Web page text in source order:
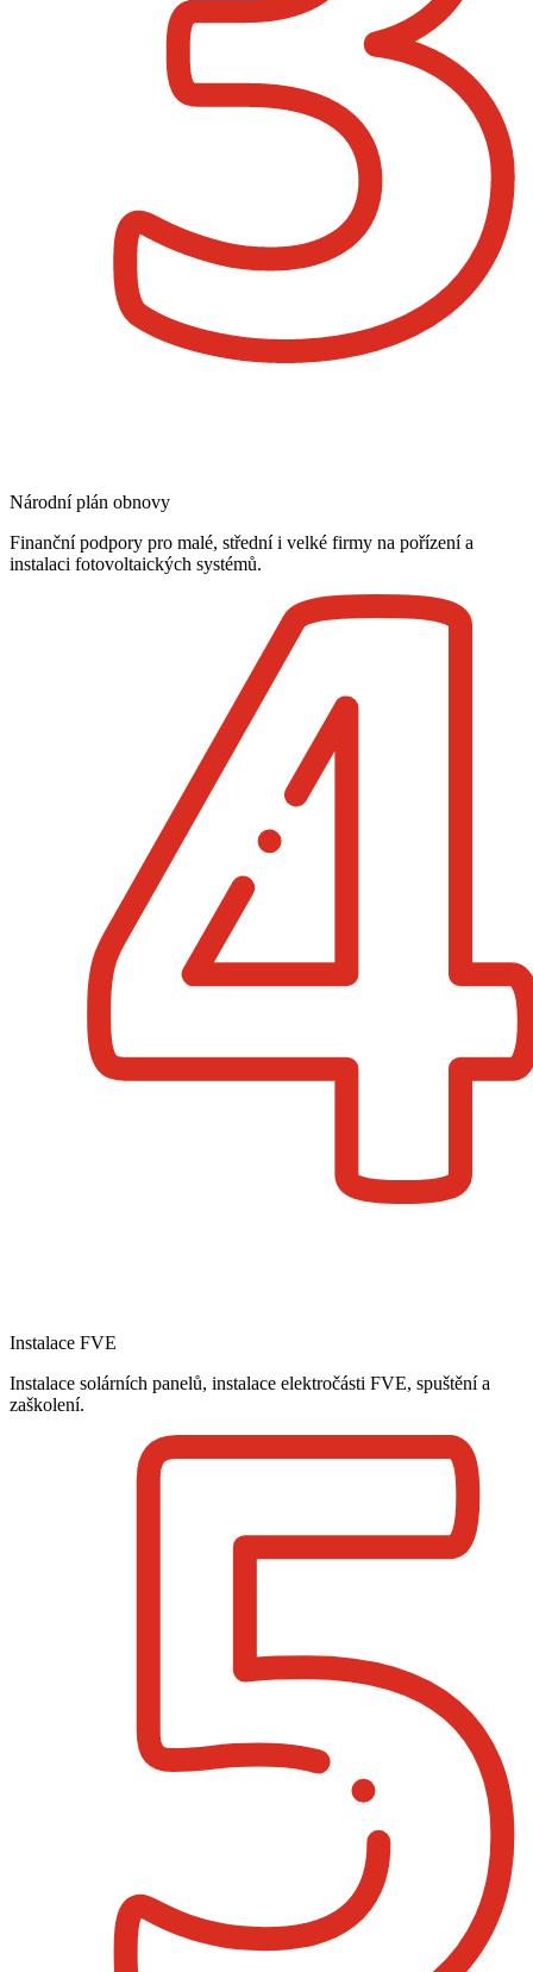
Národní plán obnovy
Finanční podpory pro malé, střední i velké firmy na pořízení a
instalaci fotovoltaických systémů.
Instalace FVE
Instalace solárních panelů, instalace elektročásti FVE, spuštění a
zaškolení.